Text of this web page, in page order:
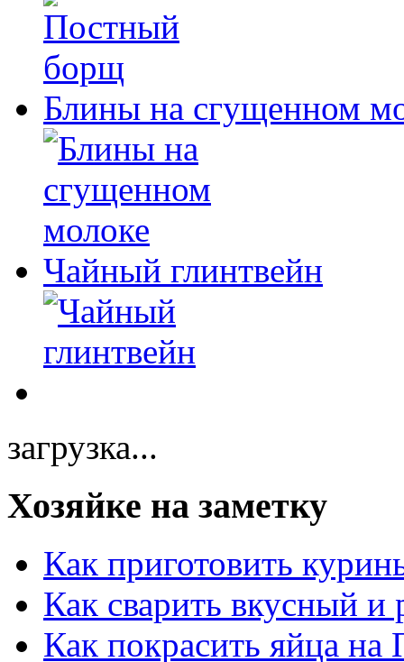
Блины на сгущенном
Чайный глинтвейн
загрузка...
Хозяйке на заметку
Как приготовить
Как сварить вкусный и
Как покрасить яйца на